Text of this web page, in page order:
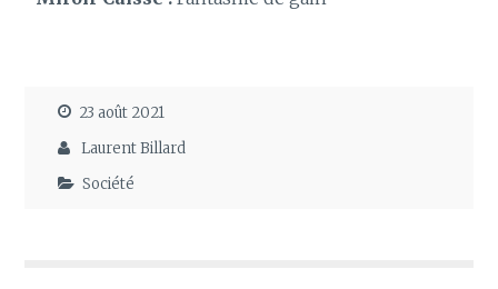
23 août 2021
Laurent Billard
Société